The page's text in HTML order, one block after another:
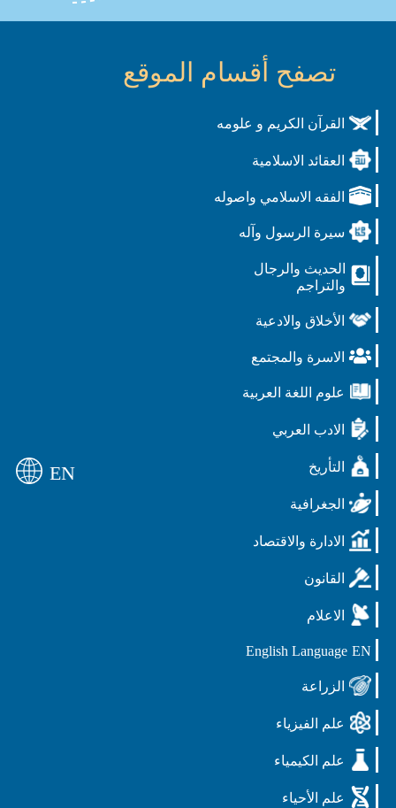
تصفح أقسام الموقع
القرآن الكريم و علومه
العقائد الاسلامية
الفقه الاسلامي واصوله
سيرة الرسول وآله
الحديث والرجال
والتراجم
الأخلاق والادعية
الاسرة والمجتمع
علوم اللغة العربية
الادب العربي
التأريخ
الجغرافية
الادارة والاقتصاد
القانون
الاعلام
EN
English Language
الزراعة
علم الفيزياء
علم الكيمياء
علم الأحياء
EN